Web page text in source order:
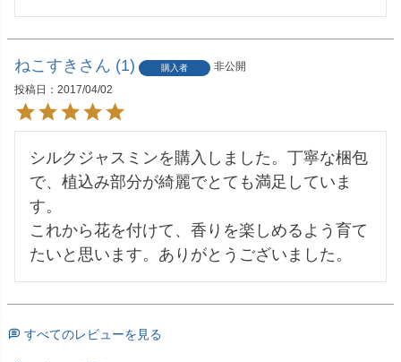
ねこすき 1 購入者
非公開
投稿日
2017/04/02
シルクジャスミンを購入しました。丁寧な梱包
で、植込み部分が綺麗でとても満足していま
す。
これから花を付けて、香りを楽しめるよう育て
たいと思います。ありがとうございました。
すべてのレビューを見る